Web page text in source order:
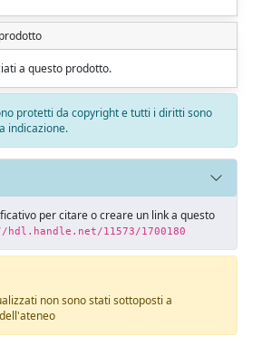
a questo prodotto.
protetti da copyright e tutti i diritti sono
indicazione.
per citare o creare un link a questo
11573/1700180
non sono stati sottoposti a